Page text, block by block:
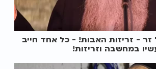
- זריזות האבות! - כל אחד חייב
במחשבה וזריזות!